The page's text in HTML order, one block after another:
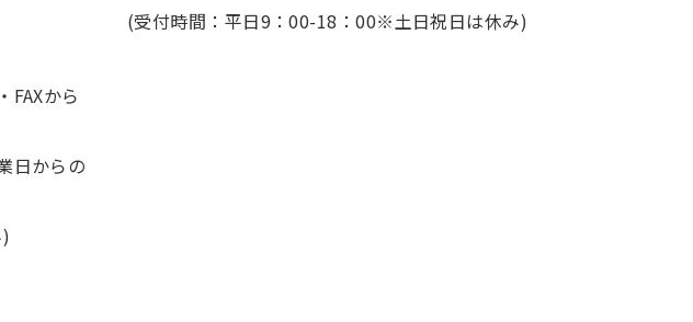
FAXから
日からの
(受付時間：平日9：00-18：00※土日祝日は休み)